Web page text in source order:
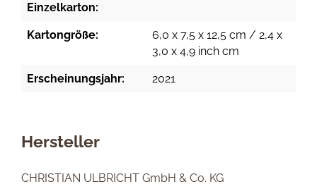
Einzelkarton:
Kartongröße:
6,0 x 7,5 x 12,5 cm / 2,4 x
3,0 x 4,9 inch cm
Erscheinungsjahr: 2021
Hersteller
CHRISTIAN ULBRICHT GmbH & Co. KG